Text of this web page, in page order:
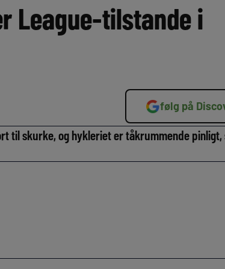
League-tilstande i
følg på
til skurke, og hykleriet er tåkrummende